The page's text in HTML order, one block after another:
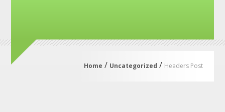
Home / Uncategorized / Headers Post